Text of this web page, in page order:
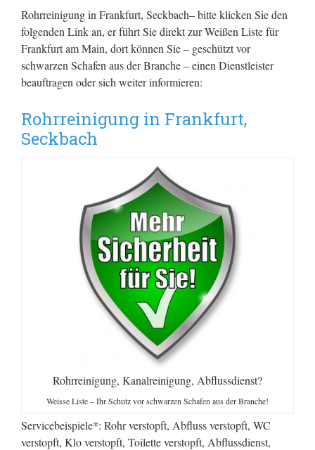
Rohrreinigung in Frankfurt, Seckbach– bitte klicken Sie den
folgenden Link an, er führt Sie direkt zur Weißen Liste für
Frankfurt am Main, dort können Sie – geschützt vor
schwarzen Schafen aus der Branche – einen Dienstleister
beauftragen oder sich weiter informieren:
Rohrreinigung in Frankfurt,
Seckbach
Rohrreinigung, Kanalreinigung, Abflussdienst?
Weisse Liste – Ihr Schutz vor schwarzen Schafen aus der Branche!
Servicebeispiele*: Rohr verstopft, Abfluss verstopft, WC
verstopft, Klo verstopft, Toilette verstopft, Abflussdienst,